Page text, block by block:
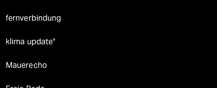
fernverbindung
klima update°
Mauerecho